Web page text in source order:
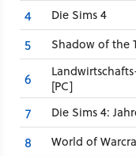
4 Die Sims 4
5 Shadow of the
6
[PC]
7 Die Sims 4:
8 World of